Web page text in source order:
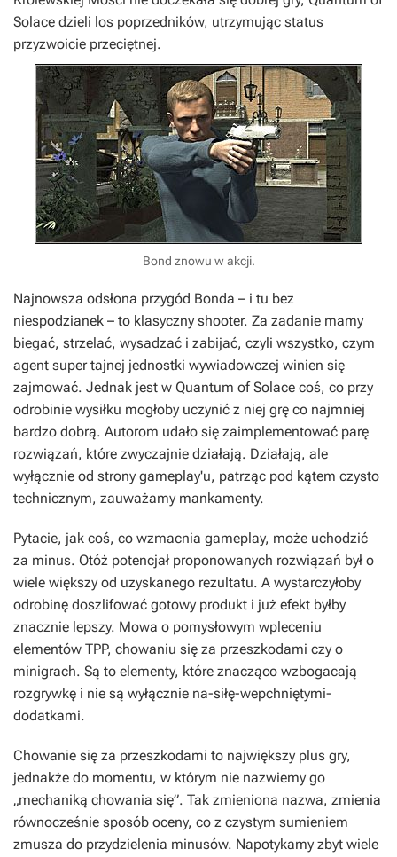
Solace dzieli los poprzedników, utrzymując status
przyzwoicie przeciętnej.
Bond znowu w akcji.
Najnowsza odsłona przygód Bonda – i tu bez
niespodzianek – to klasyczny shooter. Za zadanie mamy
biegać, strzelać, wysadzać i zabijać, czyli wszystko, czym
agent super tajnej jednostki wywiadowczej winien się
zajmować. Jednak jest w Quantum of Solace coś, co przy
odrobinie wysiłku mogłoby uczynić z niej grę co najmniej
bardzo dobrą. Autorom udało się zaimplementować parę
rozwiązań, które zwyczajnie działają. Działają, ale
wyłącznie od strony gameplay'u, patrząc pod kątem czysto
technicznym, zauważamy mankamenty.
Pytacie, jak coś, co wzmacnia gameplay, może uchodzić
za minus. Otóż potencjał proponowanych rozwiązań był o
wiele większy od uzyskanego rezultatu. A wystarczyłoby
odrobinę doszlifować gotowy produkt i już efekt byłby
znacznie lepszy. Mowa o pomysłowym wpleceniu
elementów TPP, chowaniu się za przeszkodami czy o
minigrach. Są to elementy, które znacząco wzbogacają
rozgrywkę i nie są wyłącznie na-siłę-wepchniętymi-
dodatkami.
Chowanie się za przeszkodami to największy plus gry,
jednakże do momentu, w którym nie nazwiemy go
„mechaniką chowania się”. Tak zmieniona nazwa, zmienia
równocześnie sposób oceny, co z czystym sumieniem
zmusza do przydzielenia minusów. Napotykamy zbyt wiele